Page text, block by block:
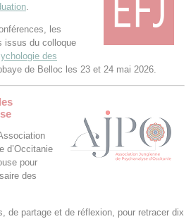
les
issus du colloque
des
de Belloc les 23 et 24 mai 2026.
d’Occitanie
pour
des
de partage et de réflexion, pour retracer dix